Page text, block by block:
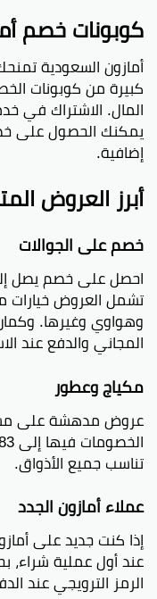
كوبونات خصم
أمازون السعودية
كبيرة من كوبونات
المال. الاشتراك في
يمكنك الحصول على
إضافية.
أبرز العروض
خصم على الجوالات
تشمل العروض
وهواوي وغيرها.
المجاني والدفع عند
مكياج وعطور
عروض مدهشة على
تناسب جميع الأذواق.
عملاء أمازون الجدد
الرمز الترويجي عند